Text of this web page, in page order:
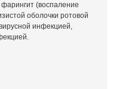
(воспаление
оболочки ротовой
инфекцией,